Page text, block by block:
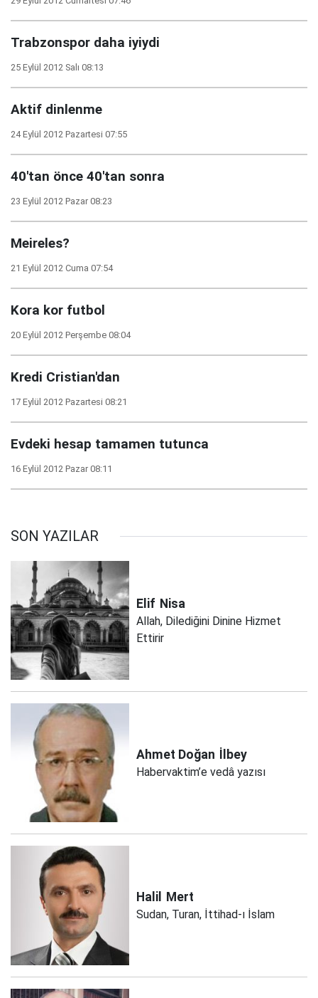
Trabzonspor daha iyiydi
25 Eylül 2012 Salı 08:13
Aktif dinlenme
24 Eylül 2012 Pazartesi 07:55
40'tan önce 40'tan sonra
23 Eylül 2012 Pazar 08:23
Meireles?
21 Eylül 2012 Cuma 07:54
Kora kor futbol
20 Eylül 2012 Perşembe 08:04
Kredi Cristian'dan
17 Eylül 2012 Pazartesi 08:21
Evdeki hesap tamamen tutunca
16 Eylül 2012 Pazar 08:11
SON YAZILAR
Elif Nisa
Allah, Dilediğini Dinine Hizmet
Ettirir
Ahmet Doğan İlbey
Habervaktim’e vedâ yazısı
Halil Mert
Sudan, Turan, İttihad-ı İslam